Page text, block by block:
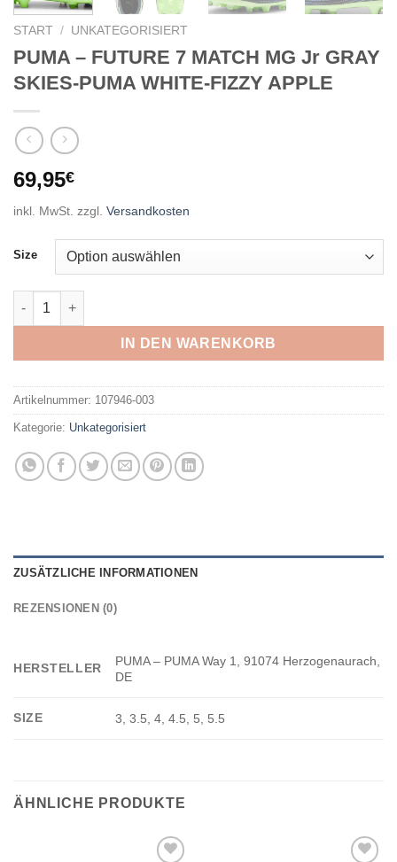
START / UNKATEGORISIERT
PUMA – FUTURE 7 MATCH MG Jr GRAY
SKIES-PUMA WHITE-FIZZY APPLE
69,95€
inkl. MwSt. zzgl. Versandkosten
Size
PUMA - FUTURE 7 MATCH MG Jr GRAY SKIES-PUMA WHITE-
IN DEN WARENKORB
Artikelnummer: 107946-003
Kategorie: Unkategorisiert
ZUSÄTZLICHE INFORMATIONEN
REZENSIONEN (0)
HERSTELLER
PUMA – PUMA Way 1, 91074 Herzogenaurach,
DE
SIZE 3, 3.5, 4, 4.5, 5, 5.5
ÄHNLICHE PRODUKTE